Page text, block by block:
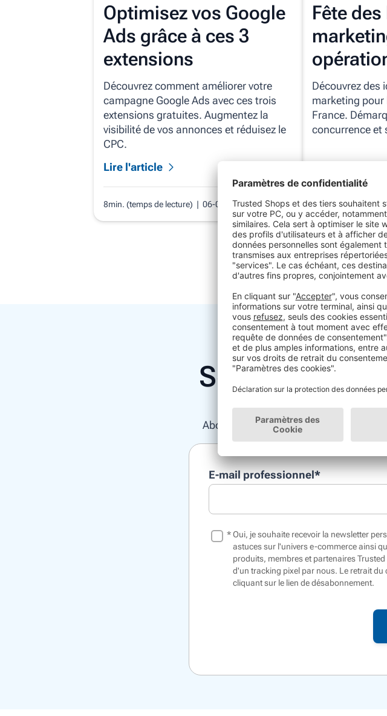
Optimisez vos Google
Ads grâce à ces 3
extensions
Découvrez comment améliorer votre
campagne Google Ads avec ces trois
extensions gratuites. Augmentez la
visibilité de vos annonces et réduisez le
CPC.
Lire l'article
8min. (temps de lecture) | 06-03-24
Fête
Découvrez des
marketing pour
France.
concurrence et
10min. (temps de
2 3
Souhaitez-
Abonnez-vous dès maintenant à
E-mail professionnel*
Oui, je souhaite recevoir la newsletter
astuces sur l'univers e-commerce ainsi
produits, membres et partenaires
d'un tracking pixelpar nous. Le retrait du
cliquant sur le lien de désabonnement.
*